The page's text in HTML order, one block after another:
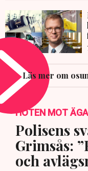
Läs mer om
HOTEN MOT
Polisens
Grimsås:
och